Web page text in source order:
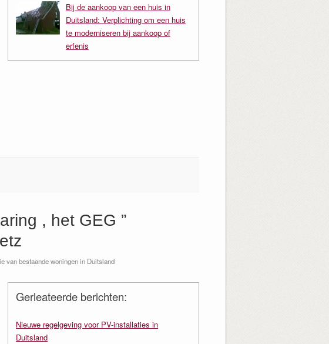
Bij de aankoop van een huis in
Duitsland: Verplichting om een huis
te moderniseren bij aankoop of
erfenis
, het GEG ”
van bestaande woningen in Duitsland
Gerleateerde berichten:
Nieuwe regelgeving voor PV-installaties in
Duitsland